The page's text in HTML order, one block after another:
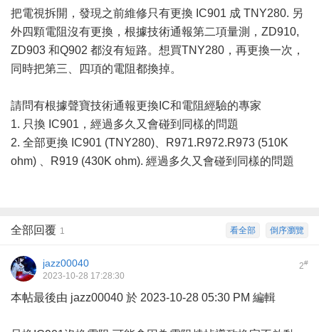
把電視拆開，發現之前維修只有更換 IC901 成 TNY280. 另
外四顆電阻沒有更換，根據技術通報第二項量測，ZD910,
ZD903 和Q902 都沒有短路。想買TNY280，再更換一次，
同時把第三、四項的電阻都換掉。
請問有根據聲寶技術通報更換IC和電阻經驗的專家
1. 只換 IC901，經過多久又會碰到同樣的問題
2. 全部更換 IC901 (TNY280)、R971.R972.R973 (510K
ohm) 、R919 (430K ohm). 經過多久又會碰到同樣的問題
倒序瀏覽
看全部
全部回覆 1
2#
jazz00040
2023-10-28 17:28:30
本帖最後由 jazz00040 於 2023-10-28 05:30 PM 編輯